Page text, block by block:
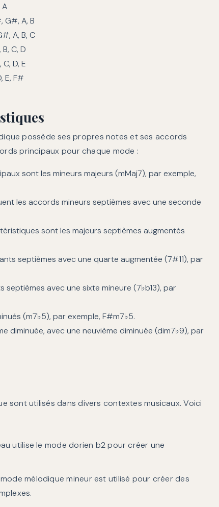
A
G#, A, B
A, B, C
C, D
D, E
E, F#
possède ses propres notes et ses accords
principaux pour chaque mode :
sont les mineurs majeurs (mMaj7), par exemple,
les accords mineurs septièmes avec une seconde
sont les majeurs septièmes augmentés
septièmes avec une quarte augmentée (7#11), par
septièmes avec une sixte mineure (7♭b13), par
(m7♭5), par exemple, F#m7♭5.
diminuée, avec une neuvième diminuée (dim7♭9), par
sont utilisés dans divers contextes musicaux. Voici
utilise le mode dorien b2 pour créer une
mélodique mineur est utilisé pour créer des